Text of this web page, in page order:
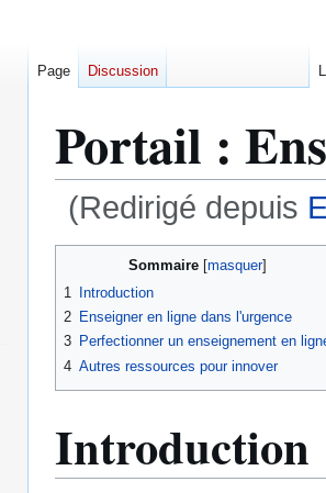
Portail :
(Redirigé depuis
navigation
recherche
Sommaire
1
Introduction
2 Enseigner en ligne dans l'urgence
3 Perfectionner un enseignement en
4 Autres ressources pour innover
Introduction
Page Discussion